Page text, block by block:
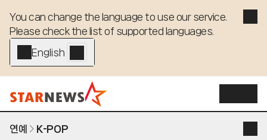
You can change the language to use our service.
Please check the list of supported languages.
English - EN
연예 K-POP